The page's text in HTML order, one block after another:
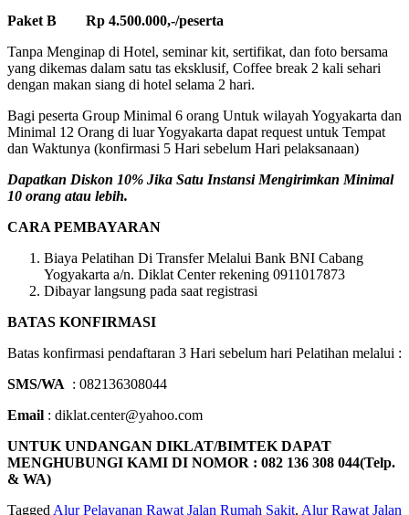
Paket B Rp 4.500.000,-/peserta
Tanpa Menginap di Hotel, seminar kit, sertifikat, dan foto bersama
yang dikemas dalam satu tas eksklusif, Coffee break 2 kali sehari
dengan makan siang di hotel selama 2 hari.
Bagi peserta Group Minimal 6 orang Untuk wilayah Yogyakarta dan
Minimal 12 Orang di luar Yogyakarta dapat request untuk Tempat
dan Waktunya (konfirmasi 5 Hari sebelum Hari pelaksanaan)
Dapatkan Diskon 10% Jika Satu Instansi Mengirimkan Minimal
10 orang atau lebih.
CARA PEMBAYARAN
Biaya Pelatihan Di Transfer Melalui Bank BNI Cabang
Yogyakarta a/n. Diklat Center rekening 0911017873
Dibayar langsung pada saat registrasi
BATAS KONFIRMASI
Batas konfirmasi pendaftaran 3 Hari sebelum hari Pelatihan melalui :
SMS/WA : 082136308044
Email : diklat.center@yahoo.com
UNTUK UNDANGAN DIKLAT/BIMTEK DAPAT
MENGHUBUNGI KAMI DI NOMOR : 082 136 308 044(Telp.
& WA)
Tagged Alur Pelayanan Rawat Jalan Rumah Sakit, Alur Rawat Jalan